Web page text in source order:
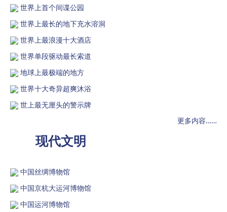
世界上首个间谍公园
世界上最长的地下充水溶洞
世界上最浪漫十大酒店
世界单段驱动最长索道
地球上最极端的地方
世界十大奇异超爽沐浴
世上最无厘头的警示牌
更多内容……
现代文明
中国丝绸博物馆
中国京杭大运河博物馆
中国运河博物馆